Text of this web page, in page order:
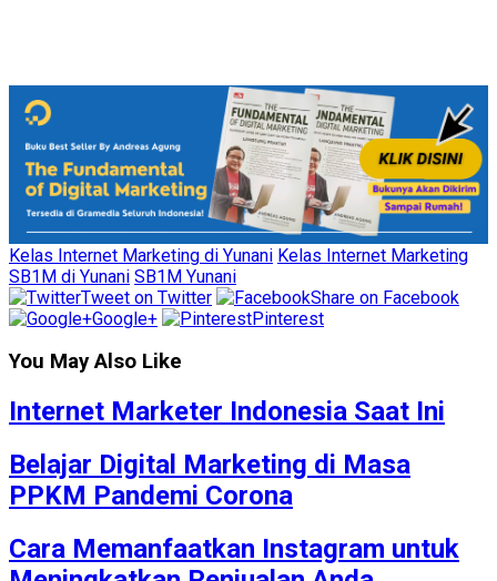
Kelas Internet Marketing di Yunani Kelas Internet Marketing
SB1M di Yunani SB1M Yunani
Tweet on Twitter
Share on Facebook
Google+
Pinterest
You May Also Like
Internet Marketer Indonesia Saat Ini
Belajar Digital Marketing di Masa
PPKM Pandemi Corona
Cara Memanfaatkan Instagram untuk